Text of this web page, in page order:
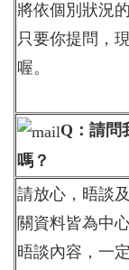
將依個別狀況
只要你提問，
喔。
Q：請問
嗎？
請放心，晤談
關資料皆為中
晤談內容，一